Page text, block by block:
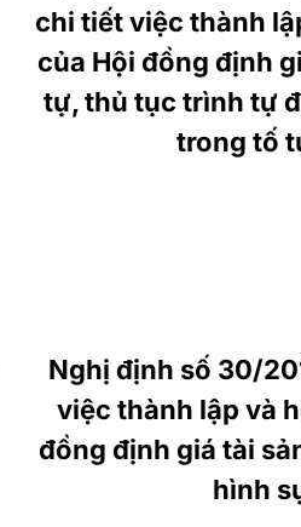
chi tiết việc thành
của Hội đồng định
tự, thủ tục trình tự
trong tố
Nghị định số 30/
việc thành lập và
đồng định giá tài
hình